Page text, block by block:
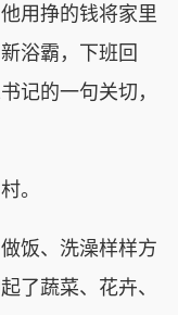
用挣的钱将家里
浴霸，下班回
记的一句关切，
。
饭、洗澡样样方
了蔬菜、花卉、